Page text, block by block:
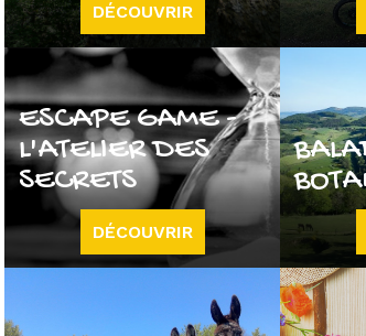
DÉCOUVRIR
ESCAPE GAME -
L'ATELIER DES
SECRETS
DÉCOUVRIR